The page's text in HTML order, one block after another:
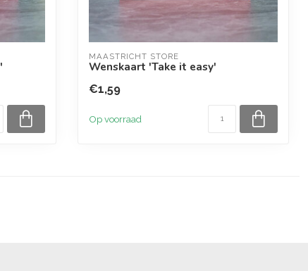
MAASTRICHT STORE
Wenskaart 'Take it easy'
€1,59
Op voorraad